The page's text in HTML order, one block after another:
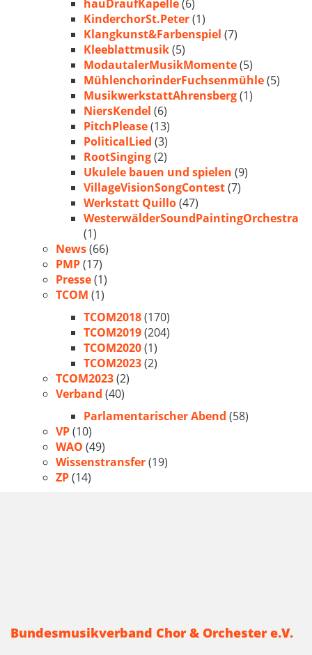
hauDraufKapelle(6)
KinderchorSt.Peter(1)
Klangkunst&Farbenspiel (7)
Kleeblattmusik(5)
ModautalerMusikMomente(5)
MühlenchorinderFuchsenmühle(5)
MusikwerkstattAhrensberg(1)
NiersKendel (6)
PitchPlease(13)
PoliticalLied (3)
RootSinging(2)
Ukulele bauen und spielen (9)
VillageVisionSongContest(7)
Werkstatt Quillo(47)
WesterwälderSoundPaintingOrchestra
(1)
News(66)
PMP(17)
Presse(1)
TCOM (1)
TCOM2018(170)
TCOM2019(204)
TCOM2020(1)
TCOM2023(2)
TCOM2023(2)
Verband (40)
Parlamentarischer Abend (58)
VP(10)
WAO (49)
Wissenstransfer(19)
ZP(14)
Bundesmusikverband Chor & Orchester e.V.